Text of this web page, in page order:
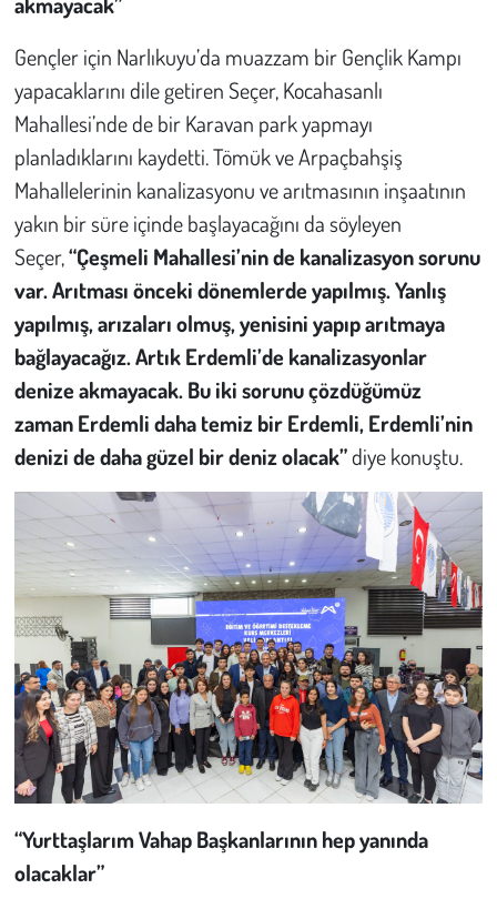
Gençler için Narlıkuyu’da muazzam bir Gençlik Kampı
yapacaklarını dile getiren Seçer, Kocahasanlı
Mahallesi’nde de bir Karavan park yapmayı
planladıklarını kaydetti. Tömük ve Arpaçbahşiş
Mahallelerinin kanalizasyonu ve arıtmasının inşaatının
yakın bir süre içinde başlayacağını da söyleyen
Seçer,“Çeşmeli Mahallesi’nin de kanalizasyon sorunu
var. Arıtması önceki dönemlerde yapılmış. Yanlış
yapılmış, arızaları olmuş, yenisini yapıp arıtmaya
bağlayacağız. Artık Erdemli’de kanalizasyonlar
denize akmayacak. Bu iki sorunu çözdüğümüz
zaman Erdemli daha temiz bir Erdemli, Erdemli’nin
denizi de daha güzel bir deniz olacak”diye konuştu.
“Yurttaşlarım Vahap Başkanlarının hep yanında
olacaklar”